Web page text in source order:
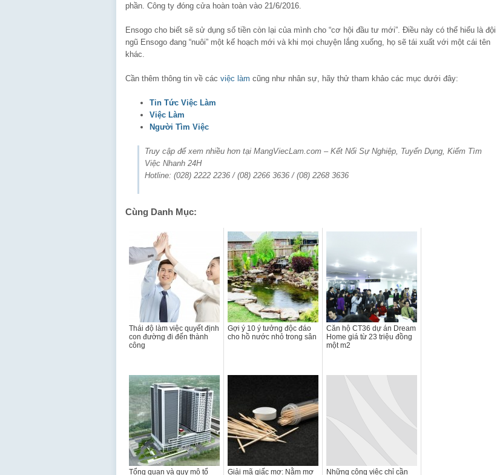
phần. Công ty đóng cửa hoàn toàn vào 21/6/2016.
Ensogo cho biết sẽ sử dụng số tiền còn lại của mình cho “cơ hội đầu tư mới”. Điều này có thể hiểu là đội
ngũ Ensogo đang “nuôi” một kế hoạch mới và khi mọi chuyện lắng xuống, họ sẽ tái xuất với một cái tên
khác.
Cần thêm thông tin về các việc làm cũng như nhân sự, hãy thử tham khảo các mục dưới đây:
Tin Tức Việc Làm
Việc Làm
Người Tìm Việc
Truy cập để xem nhiều hơn tại MangViecLam.com – Kết Nối Sự Nghiệp, Tuyển Dụng, Kiếm Tìm
Việc Nhanh 24H
Hotline: (028) 2222 2236 / (08) 2266 3636 / (08) 2268 3636
Cùng Danh Mục:
Thái độ làm việc quyết định
con đường đi đến thành
công
Gợi ý 10 ý tưởng độc đáo
cho hồ nước nhỏ trong sân
Căn hộ CT36 dự án Dream
Home giá từ 23 triệu đồng
một m2
Tổng quan và quy mô tổ Giải mã giấc mơ: Nằm mơ Những công việc chỉ cần